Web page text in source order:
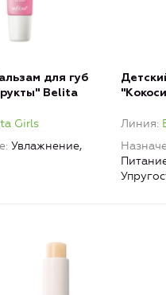
для губ
Belita
Girls
Увлажнение,
Линия